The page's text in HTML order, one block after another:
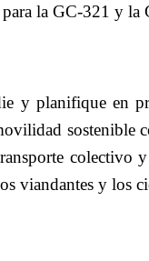
la GC-321 y la
y planifique en
sostenible
colectivo
viandantes y los